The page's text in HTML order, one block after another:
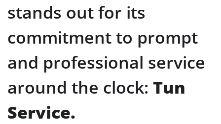
stands out for its
commitment to prompt
and professional service
around the clock: Tun
Service.